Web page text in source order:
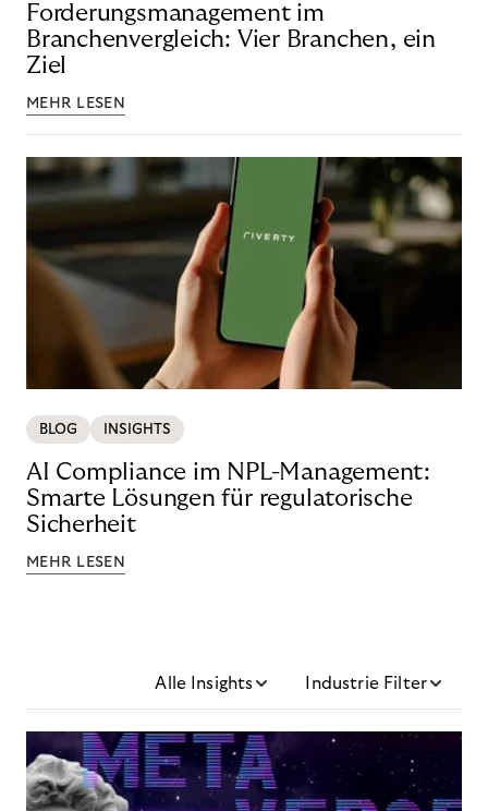
Forderungsmanagement im
Branchenvergleich: Vier Branchen, ein
Ziel
MEHR LESEN
BLOG INSIGHTS
AI Compliance im NPL-Management:
Smarte Lösungen für regulatorische
Sicherheit
MEHR LESEN
Alle Insights Industrie Filter